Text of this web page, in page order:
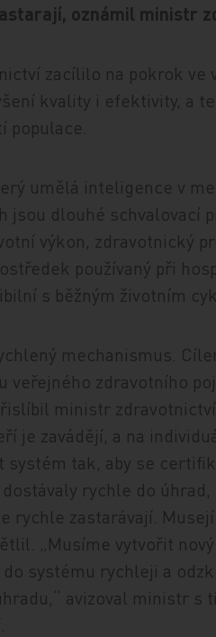
oznámil ministr
zacílilo na pokrok ve
kvality i efektivity, a
umělá inteligence v
jsou dlouhé schvalovací
výkon, zdravotnický
používaný při
s běžným životním
mechanismus.
veřejného zdravotního
ministr
je zavádějí, a na
systém tak, aby se
rychle do
rychle zastarávají.
„Musíme vytvořit
systému rychleji a
avizoval ministr s